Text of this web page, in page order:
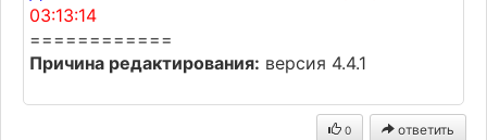
03:13:14
============
Причина редактирования: версия 4.4.1
0 ответить